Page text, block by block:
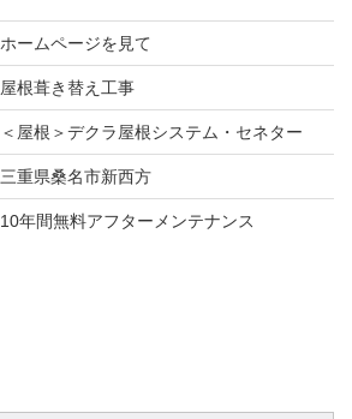
ホームページを見て
屋根葺き替え工事
＜屋根＞デクラ屋根システム・セネター
三重県桑名市新西方
10年間無料アフターメンテナンス